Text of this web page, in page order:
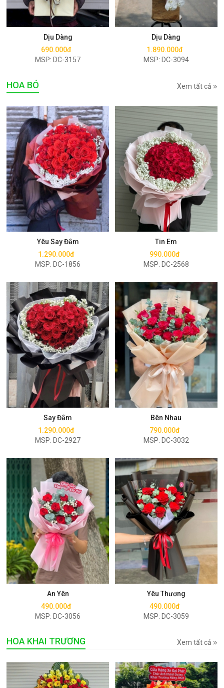
Dịu Dàng
690.000đ
MSP: DC-3157
Mua ngay
Dịu Dàng
1.890.000đ
MSP: DC-3094
Mua ngay
HOA BÓ Xem tất cả
Yêu Say Đắm
1.290.000đ
MSP: DC-1856
Mua ngay
Tin Em
990.000đ
MSP: DC-2568
Mua ngay
Say Đắm
1.290.000đ
MSP: DC-2927
Mua ngay
Bên Nhau
790.000đ
MSP: DC-3032
Mua ngay
An Yên
490.000đ
MSP: DC-3056
Mua ngay
Yêu Thương
490.000đ
MSP: DC-3059
Mua ngay
HOA KHAI TRƯƠNG Xem tất cả